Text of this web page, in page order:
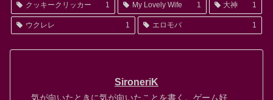
クッキークリッカー 1 My Lovely Wife 1 大神 1
ウクレレ 1 エロモバ 1
SironeriK
気が向いたときに気が向いたことを書く。ゲーム好